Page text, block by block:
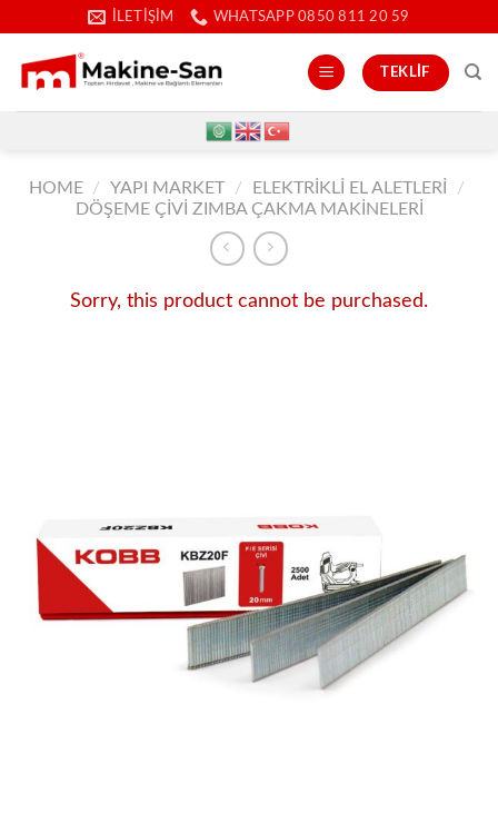
İLETIŞIM WHATSAPP 0850 811 20 59
TEKLIF
HOME / YAPI MARKET / ELEKTRIKLI EL ALETLERI
/
DÖŞEME ÇIVI ZIMBA ÇAKMA MAKINELERI
Sorry, this product cannot be purchased.